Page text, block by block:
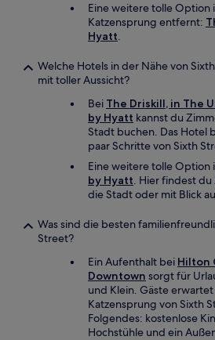
Eine weitere tolle Option
Katzensprung entfernt:
Hyatt.
Welche Hotels in der Nähe von
mit toller Aussicht?
Bei The Driskill, in The
by Hyatt kannst du
Stadt buchen. Das Hotel
paar Schritte von Sixth
Eine weitere tolle Option
by Hyatt. Hier findest
die Stadt oder mit Blick
Was sind die besten
Street?
Ein Aufenthalt bei Hilton
Downtown sorgt für
und Klein. Gäste
Katzensprung von Sixth
Folgendes: kostenlose
Hochstühle und ein